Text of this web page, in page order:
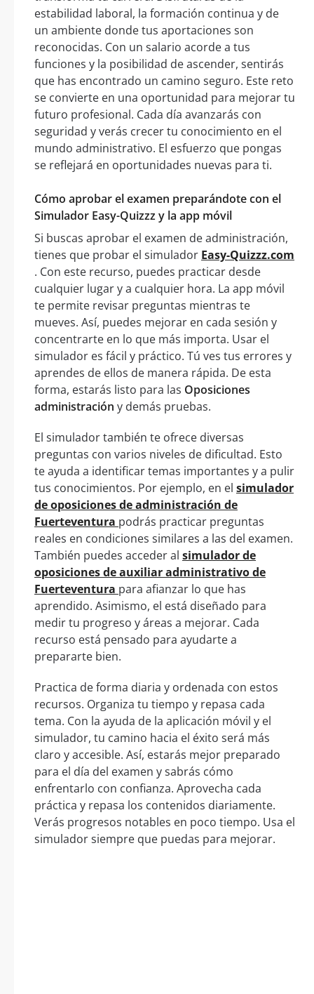
estabilidad laboral, la formación continua y de
un ambiente donde tus aportaciones son
reconocidas. Con un salario acorde a tus
funciones y la posibilidad de ascender, sentirás
que has encontrado un camino seguro. Este reto
se convierte en una oportunidad para mejorar tu
futuro profesional. Cada día avanzarás con
seguridad y verás crecer tu conocimiento en el
mundo administrativo. El esfuerzo que pongas
se reflejará en oportunidades nuevas para ti.
Cómo aprobar el examen preparándote con el
Simulador Easy-Quizzz y la app móvil
Si buscas aprobar el examen de administración,
tienes que probar el simulador Easy-Quizzz.com
. Con este recurso, puedes practicar desde
cualquier lugar y a cualquier hora. La app móvil
te permite revisar preguntas mientras te
mueves. Así, puedes mejorar en cada sesión y
concentrarte en lo que más importa. Usar el
simulador es fácil y práctico. Tú ves tus errores y
aprendes de ellos de manera rápida. De esta
forma, estarás listo para las Oposiciones
administración y demás pruebas.
El simulador también te ofrece diversas
preguntas con varios niveles de dificultad. Esto
te ayuda a identificar temas importantes y a pulir
tus conocimientos. Por ejemplo, en el simulador
de oposiciones de administración de
Fuerteventura podrás practicar preguntas
reales en condiciones similares a las del examen.
También puedes acceder al simulador de
oposiciones de auxiliar administrativo de
Fuerteventura para afianzar lo que has
aprendido. Asimismo, el está diseñado para
medir tu progreso y áreas a mejorar. Cada
recurso está pensado para ayudarte a
prepararte bien.
Practica de forma diaria y ordenada con estos
recursos. Organiza tu tiempo y repasa cada
tema. Con la ayuda de la aplicación móvil y el
simulador, tu camino hacia el éxito será más
claro y accesible. Así, estarás mejor preparado
para el día del examen y sabrás cómo
enfrentarlo con confianza. Aprovecha cada
práctica y repasa los contenidos diariamente.
Verás progresos notables en poco tiempo. Usa el
simulador siempre que puedas para mejorar.